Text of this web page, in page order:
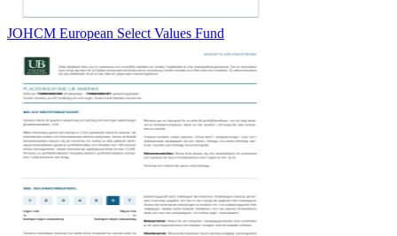
JOHCM European Select Values Fund